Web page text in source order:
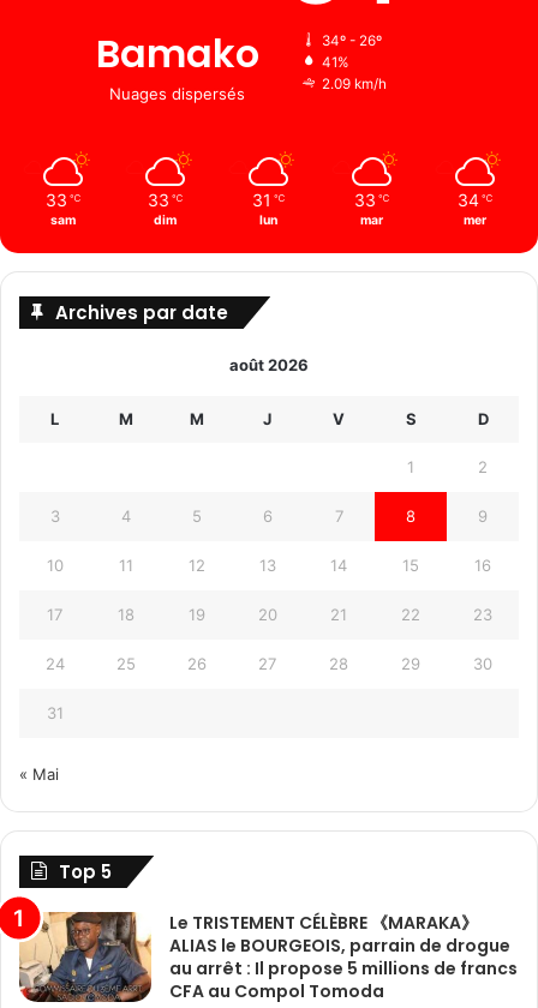
Bamako
Nuages ​​dispersés
34º - 26º
41%
2.09 km/h
33 ℃
sam
33 ℃
dim
31 ℃
lun
33 ℃
mar
34 ℃
mer
Archives par date
août 2026
L M M J V S D
1 2
3 4 5 6 7 8 9
10 11 12 13 14 15 16
17 18 19 20 21 22 23
24 25 26 27 28 29 30
31
« Mai
Top 5
Le TRISTEMENT CÉLÈBRE 《MARAKA》
ALIAS le BOURGEOIS, parrain de drogue
au arrêt : Il propose 5 millions de francs
CFA au Compol Tomoda